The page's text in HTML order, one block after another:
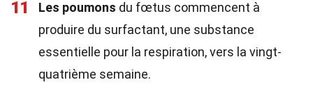
11 Les poumons du fœtus commencent à
produire du surfactant, une substance
essentielle pour la respiration, vers la vingt-
quatrième semaine.